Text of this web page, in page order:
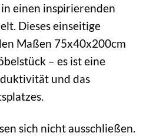
einen inspirierenden
Dieses einseitige
Maßen 75x40x200cm
– es ist eine
und das
sich nicht ausschließen.